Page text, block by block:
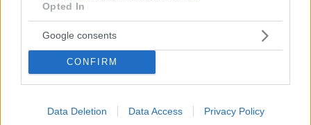
Opted In
Google consents
CONFIRM
Data Deletion Data Access Privacy Policy
επιδοματα,εκπαιδευση,ψυχολογικη στηριξη...ολα θα
Τελεσίγραφο στην κυβέρνηση. Η αυτοί η εμείς. Θα